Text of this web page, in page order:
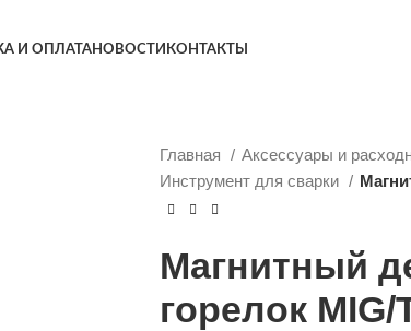
И ОПЛАТАНОВОСТИ КОНТАКТЫ
Главная
Аксессуары и
Инструмент для сварки
Магнитный
горелок MIG/